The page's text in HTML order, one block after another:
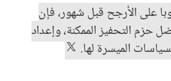
على الأرجح قبل شهور، فإن
حزم التحفيز الممكنة، وإعداد
الميسرة لها.